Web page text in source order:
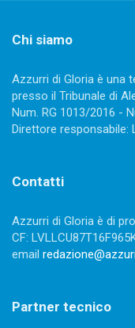
Chi siamo
Azzurri di Gloria è una
presso il Tribunale di
Num. RG 1013/2016 -
Direttore responsabile:
Contatti
Azzurri di Gloria è di
CF:
email
Partner tecnico